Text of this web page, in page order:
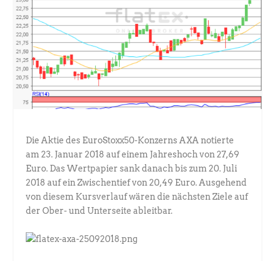
Die Aktie des EuroStoxx50-Konzerns AXA notierte
am 23. Januar 2018 auf einem Jahreshoch von 27,69
Euro. Das Wertpapier sank danach bis zum 20. Juli
2018 auf ein Zwischentief von 20,49 Euro. Ausgehend
von diesem Kursverlauf wären die nächsten Ziele auf
der Ober- und Unterseite ableitbar.